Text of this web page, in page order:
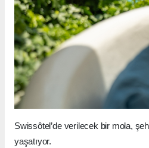
Swissôtel’de verilecek bir mola,
yaşatıyor.